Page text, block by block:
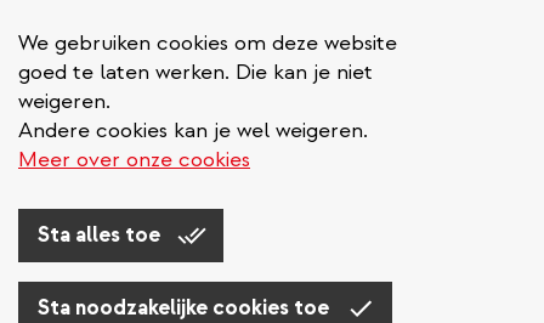
We gebruiken cookies om deze website
goed te laten werken. Die kan je niet
weigeren.
Andere cookies kan je wel weigeren.
Meer over onze cookies
Sta alles toe
Sta noodzakelijke cookies toe